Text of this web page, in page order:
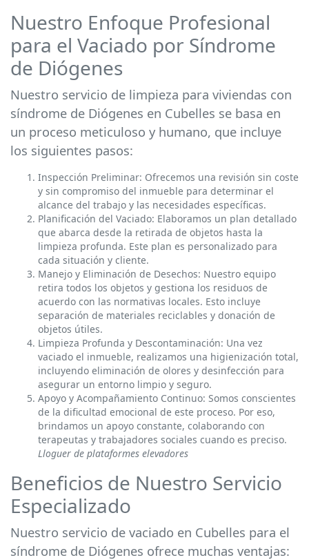
Nuestro Enfoque Profesional
para el Vaciado por Síndrome
de Diógenes
Nuestro servicio de limpieza para viviendas con
síndrome de Diógenes en Cubelles se basa en
un proceso meticuloso y humano, que incluye
los siguientes pasos:
Inspección Preliminar: Ofrecemos una revisión sin coste
y sin compromiso del inmueble para determinar el
alcance del trabajo y las necesidades específicas.
Planificación del Vaciado: Elaboramos un plan detallado
que abarca desde la retirada de objetos hasta la
limpieza profunda. Este plan es personalizado para
cada situación y cliente.
Manejo y Eliminación de Desechos: Nuestro equipo
retira todos los objetos y gestiona los residuos de
acuerdo con las normativas locales. Esto incluye
separación de materiales reciclables y donación de
objetos útiles.
Limpieza Profunda y Descontaminación: Una vez
vaciado el inmueble, realizamos una higienización total,
incluyendo eliminación de olores y desinfección para
asegurar un entorno limpio y seguro.
Apoyo y Acompañamiento Continuo: Somos conscientes
de la dificultad emocional de este proceso. Por eso,
brindamos un apoyo constante, colaborando con
terapeutas y trabajadores sociales cuando es preciso.
Lloguer de plataformes elevadores
Beneficios de Nuestro Servicio
Especializado
Nuestro servicio de vaciado en Cubelles para el
síndrome de Diógenes ofrece muchas ventajas: